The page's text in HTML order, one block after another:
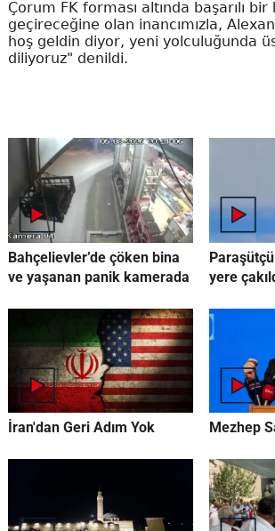
Çorum FK forması altında başarılı
geçireceğine olan inancımızla,
hoş geldin diyor, yeni yolculuğunda
diliyoruz" denildi.
Bahçelievler’de çöken bina
ve yaşanan panik kamerada
yere
İran'dan Geri Adım Yok Mezhep